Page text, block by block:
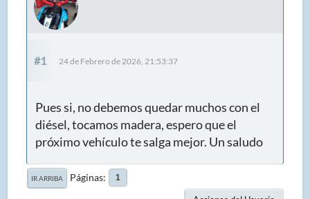
#1 24 de Febrero de 2026, 21:53:37
Pues si, no debemos quedar muchos con el
diésel, tocamos madera, espero que el
próximo vehículo te salga mejor. Un saludo
IR ARRIBA Páginas 1